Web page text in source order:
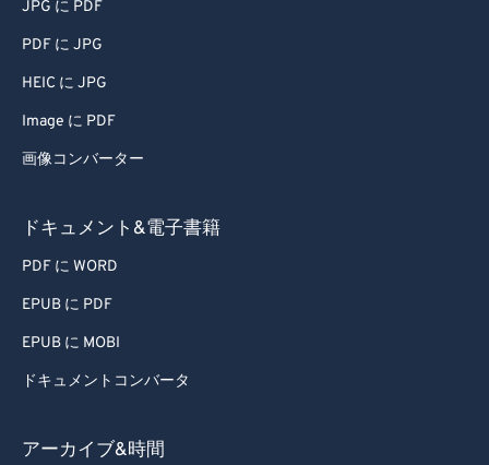
JPG に PDF
PDF に JPG
HEIC に JPG
Image に PDF
画像コンバーター
ドキュメント&電子書籍
PDF に WORD
EPUB に PDF
EPUB に MOBI
ドキュメントコンバータ
アーカイブ&時間